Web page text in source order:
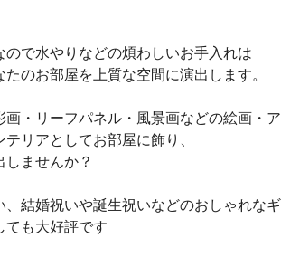
ので水やりなどの煩わしいお手入れは
のお部屋を上質な空間に演出します。
画・リーフパネル・風景画などの絵画・ア
リアとしてお部屋に飾り、
ませんか？
、結婚祝いや誕生祝いなどのおしゃれなギ
ても大好評です